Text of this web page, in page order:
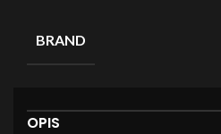
BRAND
OPIS